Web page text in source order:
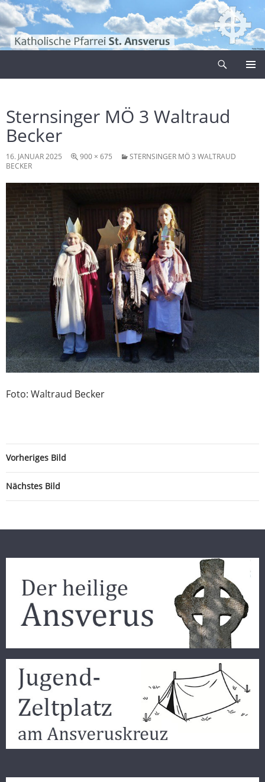
Zum
Inhalt
springen
Sternsinger MÖ 3 Waltraud
Becker
16. JANUAR 2025 900 × 675
STERNSINGER MÖ 3 WALTRAUD
BECKER
Foto: Waltraud Becker
Vorheriges Bild
Nächstes Bild